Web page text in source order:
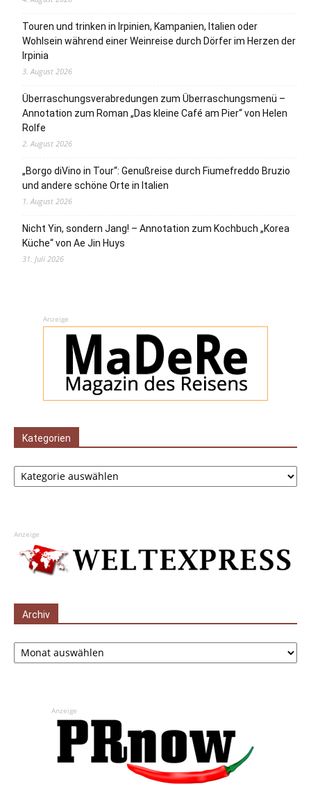
Touren und trinken in Irpinien, Kampanien, Italien oder
Wohlsein während einer Weinreise durch Dörfer im Herzen der
Irpinia
3. August 2026
Überraschungsverabredungen zum Überraschungsmenü –
Annotation zum Roman „Das kleine Café am Pier“ von Helen
Rolfe
2. August 2026
„Borgo diVino in Tour“: Genußreise durch Fiumefreddo Bruzio
und andere schöne Orte in Italien
1. August 2026
Nicht Yin, sondern Jang! – Annotation zum Kochbuch „Korea
Küche“ von Ae Jin Huys
31. Juli 2026
Anzeige
Kategorien
Kategorien
Anzeige
Archiv
Archiv
Anzeige